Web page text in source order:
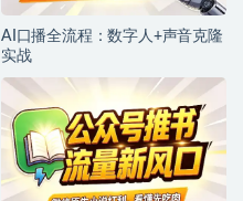
AI口播全流程：数字人+声音克隆
实战